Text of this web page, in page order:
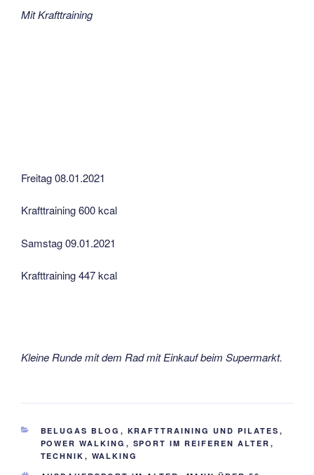
Mit Krafttraining
Freitag 08.01.2021
Krafttraining 600 kcal
Samstag 09.01.2021
Krafttraining 447 kcal
Kleine Runde mit dem Rad mit Einkauf beim Supermarkt.
KATEGORIEN
BELUGAS BLOG , KRAFTTRAINING UND PILATES ,
POWER WALKING , SPORT IM REIFEREN ALTER ,
TECHNIK , WALKING